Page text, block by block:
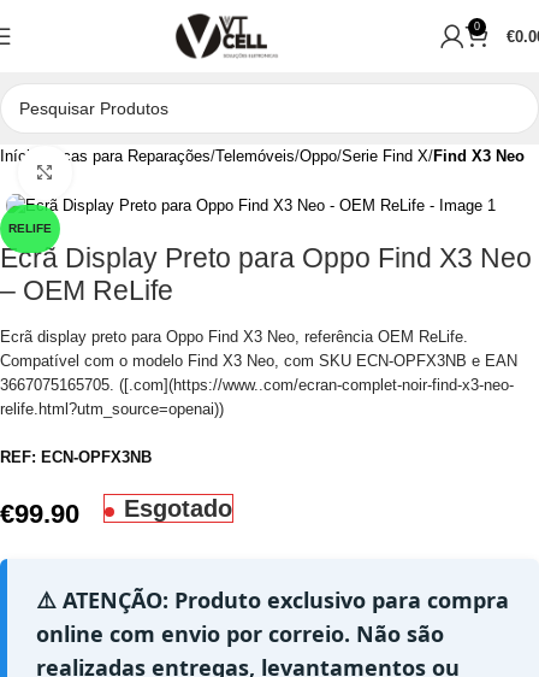
0
€
Início Peças para Reparações Telemóveis Oppo Serie Find X Find X3 Neo
RELIFE
Ecrã Display Preto para Oppo Find X3 Neo
– OEM ReLife
Ecrã display preto para Oppo Find X3 Neo, referência OEM ReLife.
Compatível com o modelo Find X3 Neo, com SKU ECN-OPFX3NB e EAN
3667075165705. ([.com](https://www..com/ecran-complet-noir-find-x3-neo-
relife.html?utm_source=openai))
REF: ECN-OPFX3NB
€99.90 Esgotado
⚠️ ATENÇÃO: Produto exclusivo para compra
online com envio por correio. Não são
realizadas entregas, levantamentos ou